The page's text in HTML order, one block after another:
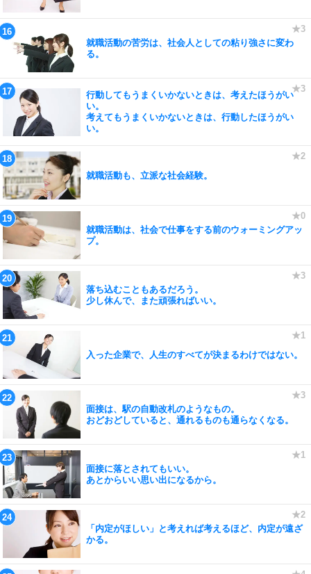
就職活動の苦労は、社会人としての粘り強さに変わ
る。
行動してもうまくいかないときは、考えたほうがい
い。
考えてもうまくいかないときは、行動したほうがい
い。
就職活動も、立派な社会経験。
就職活動は、社会で仕事をする前のウォーミングアッ
プ。
落ち込むこともあるだろう。
少し休んで、また頑張ればいい。
入った企業で、人生のすべてが決まるわけではない。
面接は、駅の自動改札のようなもの。
おどおどしていると、通れるものも通らなくなる。
面接に落とされてもいい。
あとからいい思い出になるから。
「内定がほしい」と考えれば考えるほど、内定が遠ざ
かる。